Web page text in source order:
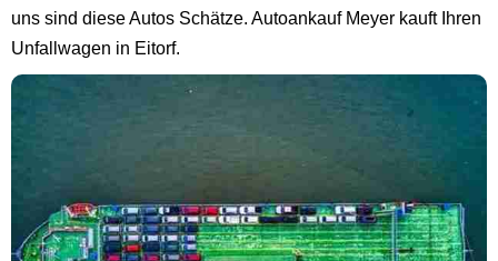
uns sind diese Autos Schätze. Autoankauf Meyer kauft Ihren
Unfallwagen in Eitorf.